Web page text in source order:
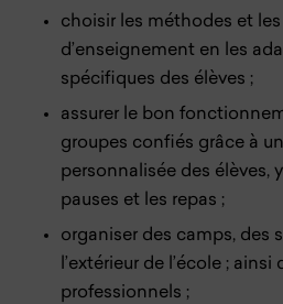
choisir les méthodes et
d’enseignement en les
spécifiques des élèves ;
assurer le bon
groupes confiés grâce à
personnalisée des élèves,
pauses et les repas ;
organiser des camps, des
l’extérieur de l’école ;
professionnels ;